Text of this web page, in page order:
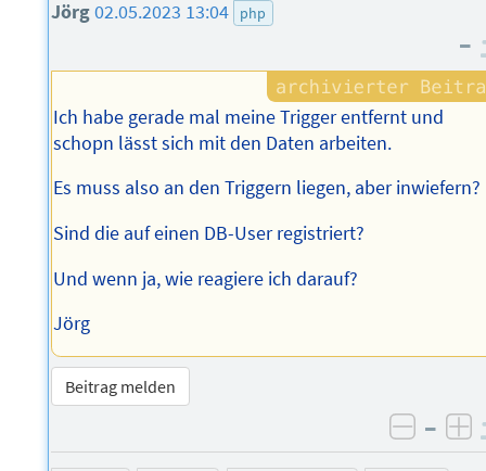
Jörg02.05.2023 13:04 php
–
Ich habe gerade mal meine Trigger entfernt und
schopn lässt sich mit den Daten arbeiten.
Es muss also an den Triggern liegen, aber inwiefern?
Sind die auf einen DB-User registriert?
Und wenn ja, wie reagiere ich darauf?
Jörg
Beitrag melden
–